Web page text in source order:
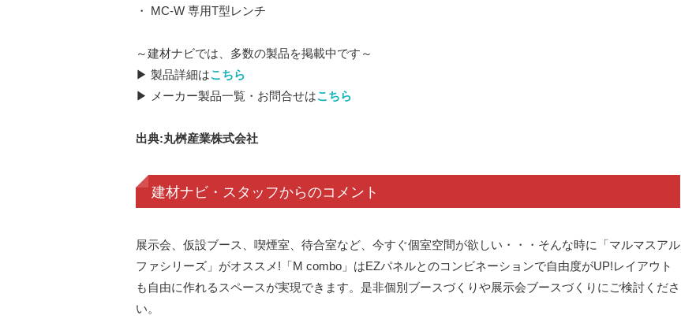
・ MC-W 専用T型レンチ
～建材ナビでは、多数の製品を掲載中です～
▶ 製品詳細はこちら
▶ メーカー製品一覧・お問合せはこちら
出典:丸桝産業株式会社
建材ナビ・スタッフからのコメント
展示会、仮設ブース、喫煙室、待合室など、今すぐ個室空間が欲しい・・・そんな時に「マルマスアル
ファシリーズ」がオススメ!「M combo」はEZパネルとのコンビネーションで自由度がUP!レイアウト
も自由に作れるスペースが実現できます。是非個別ブースづくりや展示会ブースづくりにご検討くださ
い。